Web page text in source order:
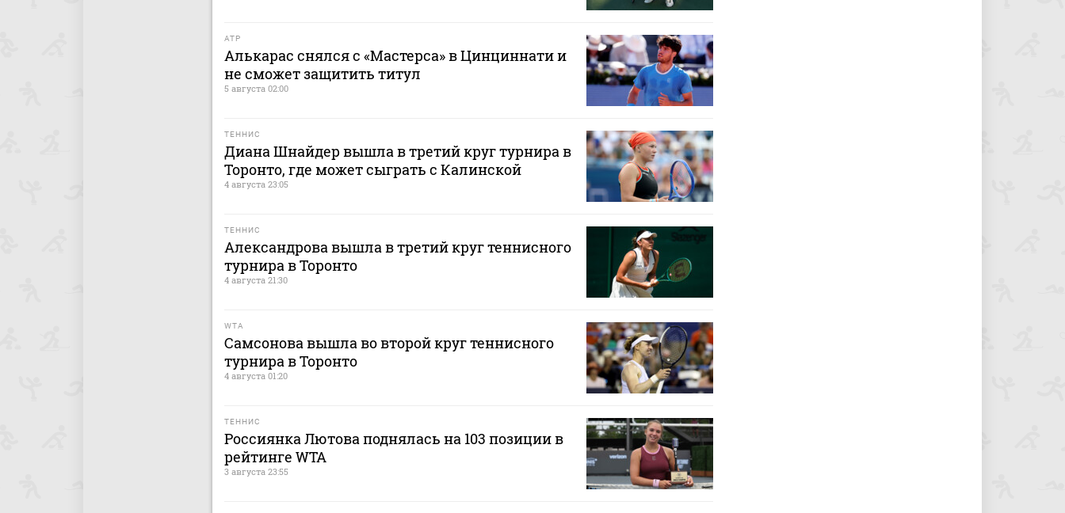
ATP
Алькарас снялся с «Мастерса» в Цинциннати и
не сможет защитить титул
5 августа 02:00
ТЕННИС
Диана Шнайдер вышла в третий круг турнира в
Торонто, где может сыграть с Калинской
4 августа 23:05
ТЕННИС
Александрова вышла в третий круг теннисного
турнира в Торонто
4 августа 21:30
WTA
Самсонова вышла во второй круг теннисного
турнира в Торонто
4 августа 01:20
ТЕННИС
Россиянка Лютова поднялась на 103 позиции в
рейтинге WTA
3 августа 23:55